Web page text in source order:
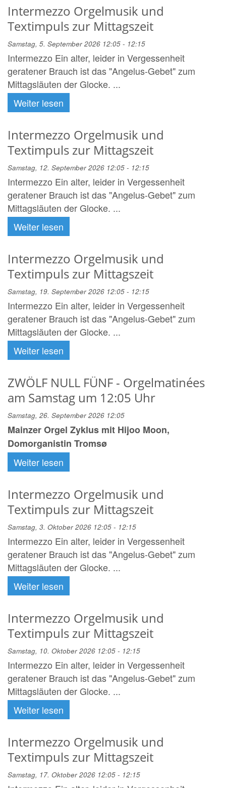
Intermezzo Orgelmusik und
Textimpuls zur Mittagszeit
Samstag, 5. September 2026 12:05 - 12:15
Intermezzo Ein alter, leider in Vergessenheit
geratener Brauch ist das "Angelus-Gebet" zum
Mittagsläuten der Glocke. ...
Weiter lesen
Intermezzo Orgelmusik und
Textimpuls zur Mittagszeit
Samstag, 12. September 2026 12:05 - 12:15
Intermezzo Ein alter, leider in Vergessenheit
geratener Brauch ist das "Angelus-Gebet" zum
Mittagsläuten der Glocke. ...
Weiter lesen
Intermezzo Orgelmusik und
Textimpuls zur Mittagszeit
Samstag, 19. September 2026 12:05 - 12:15
Intermezzo Ein alter, leider in Vergessenheit
geratener Brauch ist das "Angelus-Gebet" zum
Mittagsläuten der Glocke. ...
Weiter lesen
ZWÖLF NULL FÜNF - Orgelmatinées
am Samstag um 12:05 Uhr
Samstag, 26. September 2026 12:05
Mainzer Orgel Zyklus mit Hijoo Moon,
Domorganistin Tromsø
Weiter lesen
Intermezzo Orgelmusik und
Textimpuls zur Mittagszeit
Samstag, 3. Oktober 2026 12:05 - 12:15
Intermezzo Ein alter, leider in Vergessenheit
geratener Brauch ist das "Angelus-Gebet" zum
Mittagsläuten der Glocke. ...
Weiter lesen
Intermezzo Orgelmusik und
Textimpuls zur Mittagszeit
Samstag, 10. Oktober 2026 12:05 - 12:15
Intermezzo Ein alter, leider in Vergessenheit
geratener Brauch ist das "Angelus-Gebet" zum
Mittagsläuten der Glocke. ...
Weiter lesen
Intermezzo Orgelmusik und
Textimpuls zur Mittagszeit
Samstag, 17. Oktober 2026 12:05 - 12:15